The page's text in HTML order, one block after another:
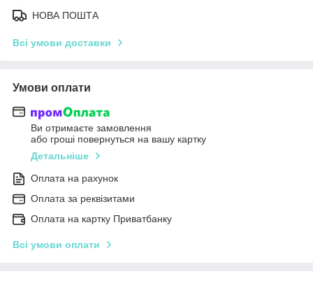
НОВА ПОШТА
Всі умови доставки
Умови оплати
Ви отримаєте замовлення
або гроші повернуться на вашу картку
Детальніше
Оплата на рахунок
Оплата за реквізитами
Оплата на картку Приватбанку
Всі умови оплати